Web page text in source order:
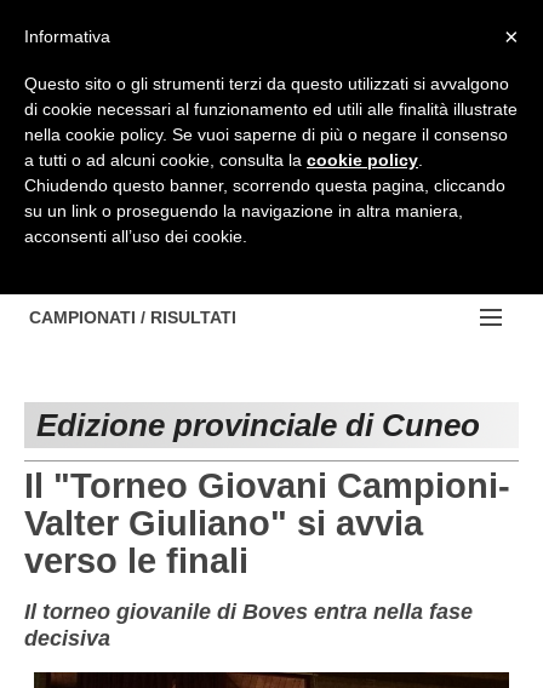
HOME
BACHECA
PROVINCE
TORINO
PINEROLO
CUNEO
ALESSANDRIA
NOVARA
ASTI
NOTIZIE:
APPROFONDIMENTO
NAZIONALI
DILETTANTI
GIOVANILI
SCUOLA CALCIO
CAMPIONATI / RISULTATI
NAZIONALI
REGIONALI
Edizione provinciale di Cuneo
Il "Torneo Giovani Campioni-
Valter Giuliano" si avvia
verso le finali
Il torneo giovanile di Boves entra nella fase
decisiva
×
Informativa
Questo sito o gli strumenti terzi da questo utilizzati si avvalgono
di cookie necessari al funzionamento ed utili alle finalità illustrate
nella cookie policy. Se vuoi saperne di più o negare il consenso
a tutti o ad alcuni cookie, consulta la cookie policy
Chiudendo questo banner, scorrendo questa pagina, cliccando
su un link o proseguendo la navigazione in altra maniera,
acconsenti all’uso dei cookie.